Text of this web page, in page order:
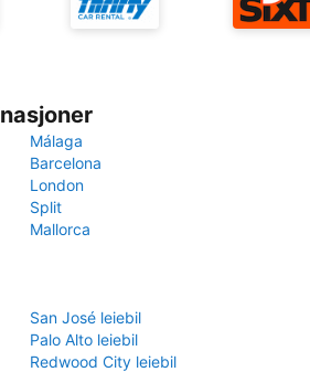
Málaga
Barcelona
London
Split
Mallorca
San José leiebil
Palo Alto leiebil
Redwood City leiebil